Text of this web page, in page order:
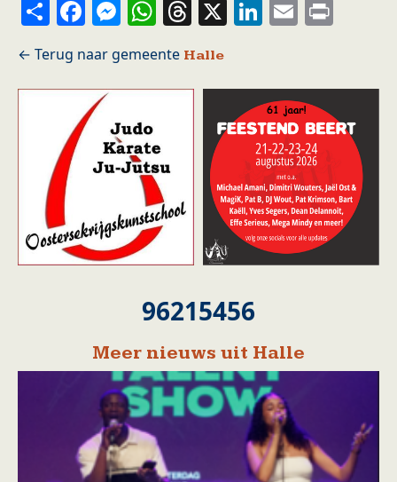
ShareFacebook
Messenger
WhatsApp
Threads
X LinkedIn
Email
Halle
96215456
Meer nieuws uit Halle